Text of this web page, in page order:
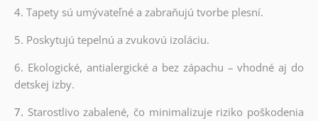
4. Tapety sú umývateľné a zabraňujú tvorbe plesní.
5. Poskytujú tepelnú a zvukovú izoláciu.
6. Ekologické, antialergické a bez zápachu – vhodné aj do
detskej izby.
7. Starostlivo zabalené, čo minimalizuje riziko poškodenia